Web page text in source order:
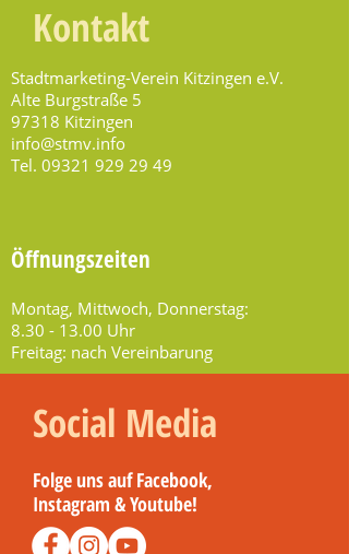
Kontakt
Stadtmarketing-Verein Kitzingen e.V.
Alte Burgstraße 5
97318 Kitzingen
info@stmv.info
Tel. 09321 929 29 49
Öffnungszeiten
Montag, Mittwoch, Donnerstag:
8.30 - 13.00 Uhr
Freitag: nach Vereinbarung
Social Media
Folge uns auf Facebook,
Instagram & Youtube!